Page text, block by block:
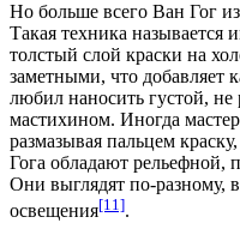
Но больше всего Ван Гог
Такая техника называется
толстый слой краски на
заметными, что добавляет
любил наносить густой,
мастихином. Иногда
размазывая пальцем
Гога обладают рельефной,
Они выглядят по-разному,
освещения[11].